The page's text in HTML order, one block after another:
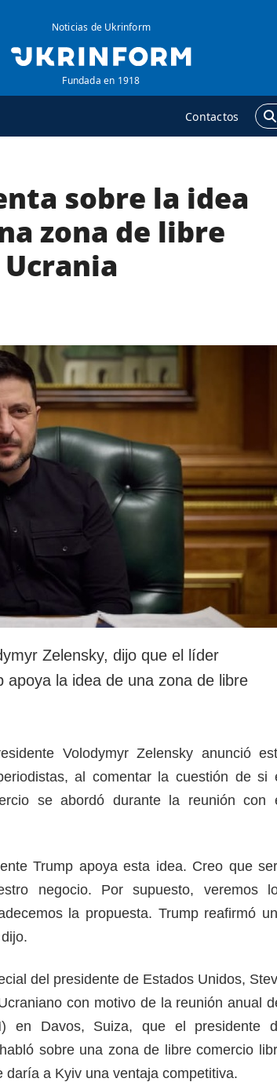
Noticias de Ukrinform
Fundada en 1918
Contactos
ADICIONAL
Podcasts
Publicaciones
Releases
sobre la idea
zona de libre
Zelensky, dijo que el líder
apoya la idea de una zona de libre
Volodymyr Zelensky anunció
al comentar la cuestión de si
se abordó durante la reunión con
Trump apoya esta idea. Creo que
negocio. Por supuesto, veremos
la propuesta. Trump reafirmó
del presidente de Estados Unidos,
con motivo de la reunión anual
en Davos, Suiza, que el presidente
sobre una zona de libre comercio
a Kyiv una ventaja competitiva.